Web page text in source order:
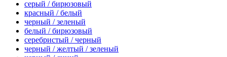
серый / бирюзовый
красный / белый
черный / зеленый
белый / бирюзовый
серебристый / черный
черный / желтый / зеленый